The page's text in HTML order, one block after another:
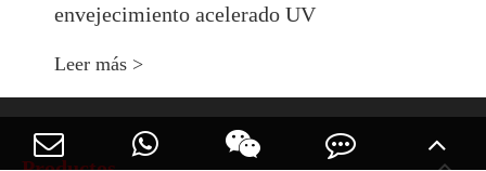
envejecimiento acelerado UV
Leer más >